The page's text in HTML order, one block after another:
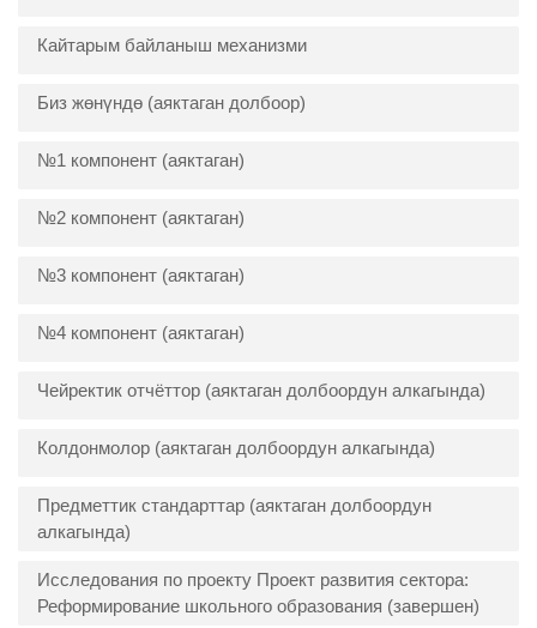
Кайтарым байланыш механизми
Биз жөнүндө (аяктаган долбоор)
№1 компонент (аяктаган)
№2 компонент (аяктаган)
№3 компонент (аяктаган)
№4 компонент (аяктаган)
Чейректик отчёттор (аяктаган долбоордун алкагында)
Колдонмолор (аяктаган долбоордун алкагында)
Предметтик стандарттар (аяктаган долбоордун
алкагында)
Исследования по проекту Проект развития сектора:
Реформирование школьного образования (завершен)